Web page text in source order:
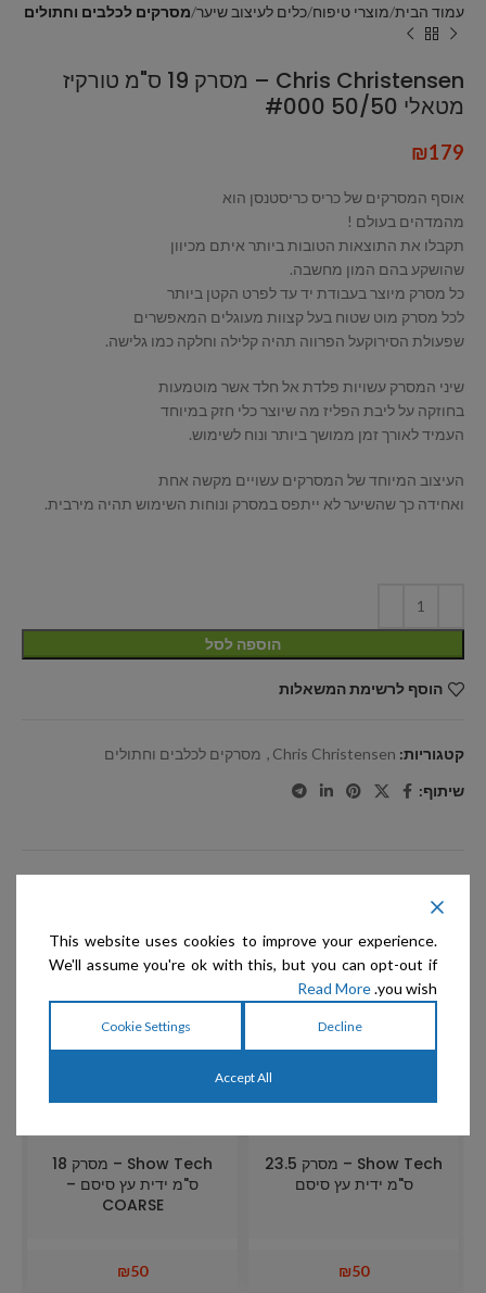
עמוד הבית מוצרי טיפוח כלים לעיצוב שיער מסרקים לכלבים וחתולים
Chris Christensen – מסרק 19 ס"מ טורקיז
מטאלי 50/50 #000
₪179
אוסף המסרקים של כריס כריסטנסן הוא
מהמדהים בעולם !
תקבלו את התוצאות הטובות ביותר איתם מכיוון
שהושקע בהם המון מחשבה.
כל מסרק מיוצר בעבודת יד עד לפרט הקטן ביותר
לכל מסרק מוט שטוח בעל קצוות מעוגלים המאפשרים
שפעולת הסירוקעל הפרווה תהיה קלילה וחלקה כמו גלישה.
שיני המסרק עשויות פלדת אל חלד אשר מוטמעות
בחוזקה על ליבת הפליז מה שיוצר כלי חזק במיוחד
העמיד לאורך זמן ממושך ביותר ונוח לשימוש.
העיצוב המיוחד של המסרקים עשויים מקשה אחת
ואחידה כך שהשיער לא ייתפס במסרק ונוחות השימוש תהיה מירבית.
הוספה לסל
הוסף לרשימת המשאלות
קטגוריות: Chris Christensen
, מסרקים לכלבים וחתולים
שיתוף:
Show Tech – מסרק 23.5
ס"מ ידית עץ סיסם
₪50
Show Tech – מסרק 18
ס"מ ידית עץ סיסם –
COARSE
₪50
This website uses cookies to improve your experience.
We'll assume you're ok with this, but you can opt-out if
you wish.
Read More
Decline
Cookie Settings
Accept All